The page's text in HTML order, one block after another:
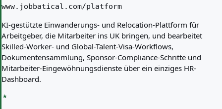
www.jobbatical.com/platform
KI-gestützte Einwanderungs- und Relocation-Plattform für
Arbeitgeber, die Mitarbeiter ins UK bringen, und bearbeitet
Skilled-Worker- und Global-Talent-Visa-Workflows,
Dokumentensammlung, Sponsor-Compliance-Schritte und
Mitarbeiter-Eingewöhnungsdienste über ein einziges HR-
Dashboard.